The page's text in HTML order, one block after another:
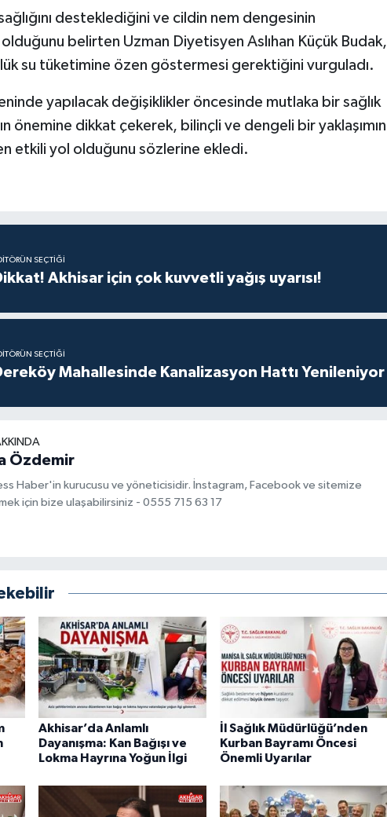
desteklediğini ve cildin nem dengesinin
olduğunu belirten Uzman Diyetisyen Aslıhan Küçük Budak,
su tüketimine özen göstermesi gerektiğini vurguladı.
yapılacak değişiklikler öncesinde mutlaka bir sağlık
önemine dikkat çekerek, bilinçli ve dengeli bir yaklaşımın
etkili yol olduğunu sözlerine ekledi.
SEÇTIĞI
Akhisar için çok kuvvetli yağış uyarısı!
SEÇTIĞI
Mahallesinde Kanalizasyon Hattı Yenileniyor
Özdemir
Haber'in kurucusu ve yöneticisidir. İnstagram, Facebook ve sitemize
için bize ulaşabilirsiniz - 0555 715 63 17
Akhisar’da Anlamlı
Dayanışma: Kan Bağışı ve
Lokma Hayrına Yoğun İlgi
İl Sağlık Müdürlüğü’nden
Kurban Bayramı Öncesi
Önemli Uyarılar